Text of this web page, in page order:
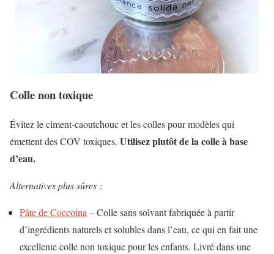
Colle non toxique
Évitez le ciment-caoutchouc et les colles pour modèles qui
émettent des COV toxiques. Utilisez plutôt de la colle à base
d’eau.
Alternatives plus sûres :
Pâte de Coccoina– Colle sans solvant fabriquée à partir
d’ingrédients naturels et solubles dans l’eau, ce qui en fait une
excellente colle non toxique pour les enfants. Livré dans une